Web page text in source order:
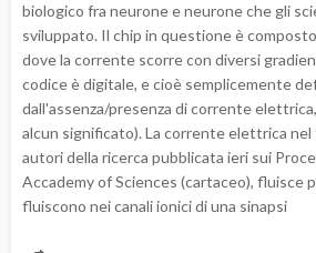
biologico fra neurone e neurone che gli
sviluppato. Il chip in questione è
dove la corrente scorre con diversi
codice è digitale, e cioè semplicemente
dall'assenza/presenza di corrente
alcun significato). La corrente elettrica
autori della ricerca pubblicata ieri sui
Accademy of Sciences (cartaceo), fluisce
fluiscono nei canali ionici di una sinapsi